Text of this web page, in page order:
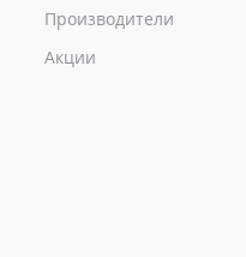
Производители
Акции